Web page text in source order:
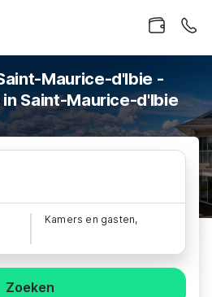
Maurice-d'Ibie -
Saint-Maurice-d'Ibie
Kamers en gasten,
Zoeken